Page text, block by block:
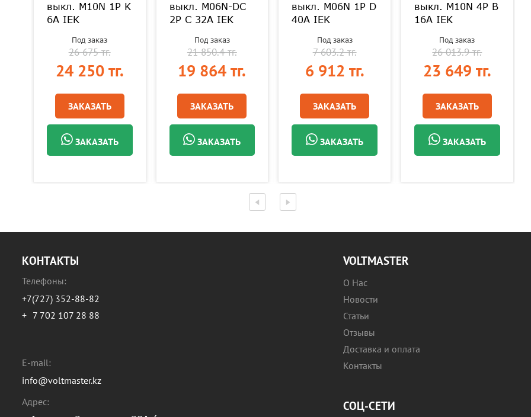
выкл. M10N 1P K
6А IEK
Под заказ
26 675 тг.
24 250 тг.
ЗАКАЗАТЬ
ЗАКАЗАТЬ
выкл. M06N-DC
2P C 32А IEK
Под заказ
21 850.4 тг.
19 864 тг.
ЗАКАЗАТЬ
ЗАКАЗАТЬ
выкл. M06N 1P D
40А IEK
Под заказ
7 603.2 тг.
6 912 тг.
ЗАКАЗАТЬ
ЗАКАЗАТЬ
выкл. M10N 4P B
16А IEK
Под заказ
26 013.9 тг.
23 649 тг.
ЗАКАЗАТЬ
ЗАКАЗАТЬ
КОНТАКТЫ
Телефоны:
+7(727) 352-88-82
+ 7 702 107 28 88
E-mail:
info@voltmaster.kz
Адрес:
VOLTMASTER
О Нас
Новости
Статьи
Отзывы
Доставка и оплата
Контакты
СОЦ-СЕТИ